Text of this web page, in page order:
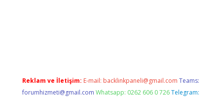
Reklam ve İletişim: E-mail: backlinkpaneli@gmail.com Teams:
forumhizmeti@gmail.com Whatsapp: 0262 606 0 726 Telegram: